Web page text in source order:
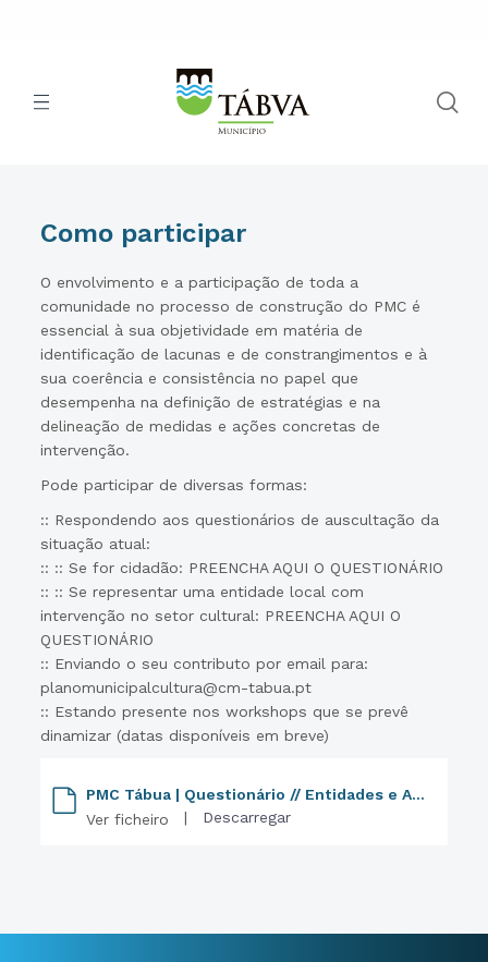
Como participar
O envolvimento e a participação de toda a
comunidade no processo de construção do PMC é
essencial à sua objetividade em matéria de
identificação de lacunas e de constrangimentos e à
sua coerência e consistência no papel que
desempenha na definição de estratégias e na
delineação de medidas e ações concretas de
intervenção.
Pode participar de diversas formas:
:: Respondendo aos questionários de auscultação da
situação atual:
:: :: Se for cidadão: PREENCHA AQUI O QUESTIONÁRIO
:: :: Se representar uma entidade local com
intervenção no setor cultural: PREENCHA AQUI O
QUESTIONÁRIO
:: Enviando o seu contributo por email para:
planomunicipalcultura@cm-tabua.pt
:: Estando presente nos workshops que se prevê
dinamizar (datas disponíveis em breve)
PMC Tábua | Questionário // Entidades e Agentes Culturais
Ver ficheiro
| Descarregar